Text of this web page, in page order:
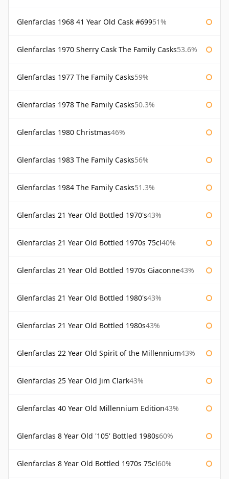
Glenfarclas 1968 41 Year Old Cask #69951%
Glenfarclas 1970 Sherry Cask The Family Casks53.6%
Glenfarclas 1977 The Family Casks59%
Glenfarclas 1978 The Family Casks50.3%
Glenfarclas 1980 Christmas46%
Glenfarclas 1983 The Family Casks56%
Glenfarclas 1984 The Family Casks51.3%
Glenfarclas 21 Year Old Bottled 1970's43%
Glenfarclas 21 Year Old Bottled 1970s 75cl40%
Glenfarclas 21 Year Old Bottled 1970s Giaconne43%
Glenfarclas 21 Year Old Bottled 1980's43%
Glenfarclas 21 Year Old Bottled 1980s43%
Glenfarclas 22 Year Old Spirit of the Millennium43%
Glenfarclas 25 Year Old Jim Clark43%
Glenfarclas 40 Year Old Millennium Edition43%
Glenfarclas 8 Year Old '105' Bottled 1980s60%
Glenfarclas 8 Year Old Bottled 1970s 75cl60%